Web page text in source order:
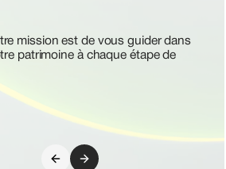
mission est de vous guider dans
patrimoine à chaque étape de